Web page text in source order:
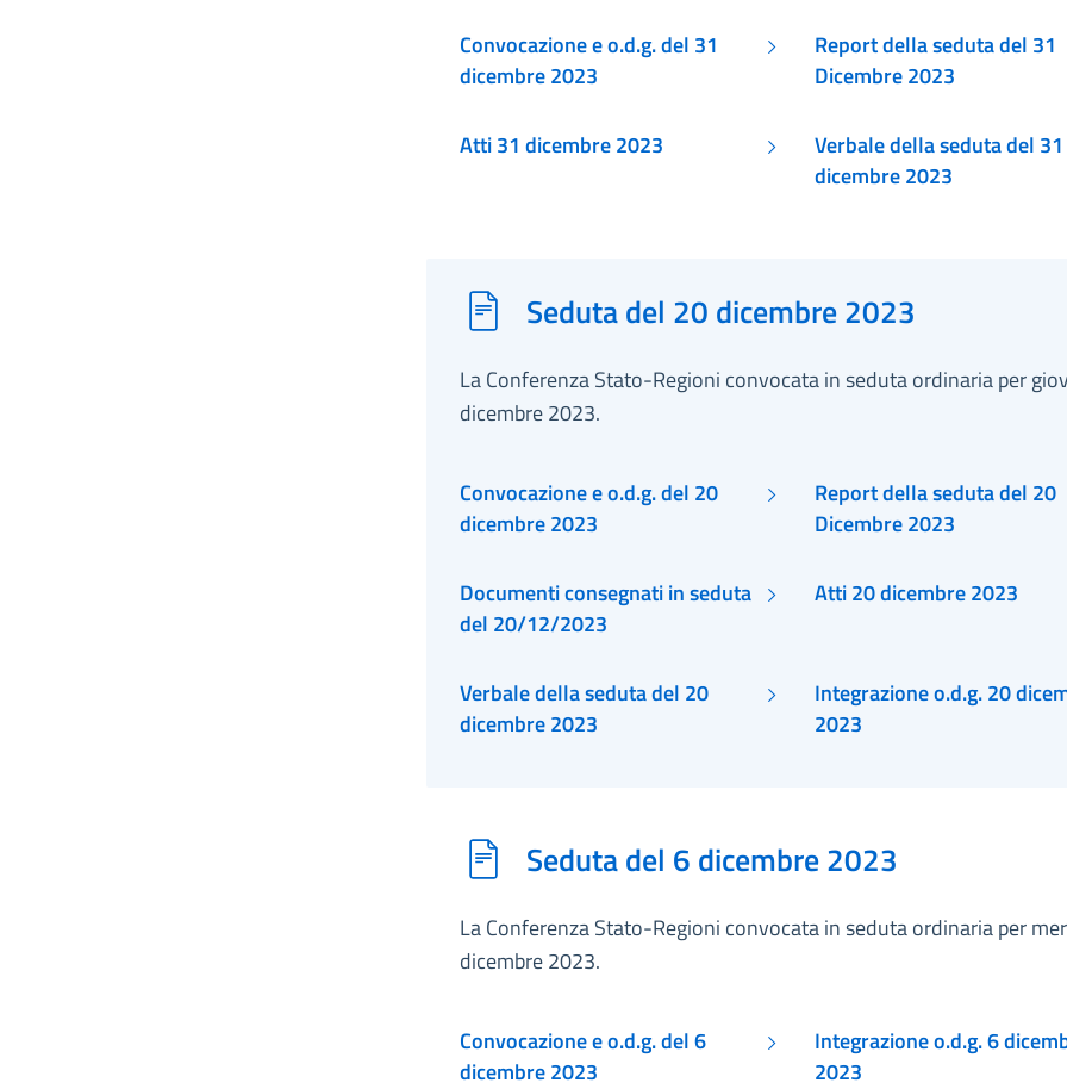
Convocazione e o.d.g. del 31
dicembre 2023
Report della seduta del 31
Dicembre 2023
Atti 31 dicembre 2023
Verbale della seduta del 31
dicembre 2023
Seduta del 20 dicembre 2023
La Conferenza Stato-Regioni convocata in seduta ordinaria per
dicembre 2023.
Convocazione e o.d.g. del 20
dicembre 2023
Report della seduta del 20
Dicembre 2023
Documenti consegnati in seduta
del 20/12/2023
Atti 20 dicembre 2023
Verbale della seduta del 20
dicembre 2023
Integrazione o.d.g. 20
2023
Seduta del 6 dicembre 2023
La Conferenza Stato-Regioni convocata in seduta ordinaria per
dicembre 2023.
Convocazione e o.d.g. del 6
dicembre 2023
Integrazione o.d.g. 6
2023